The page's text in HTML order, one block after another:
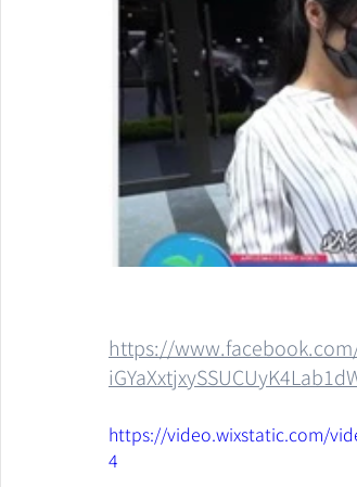
https://
https://video.wixstatic.com/
4